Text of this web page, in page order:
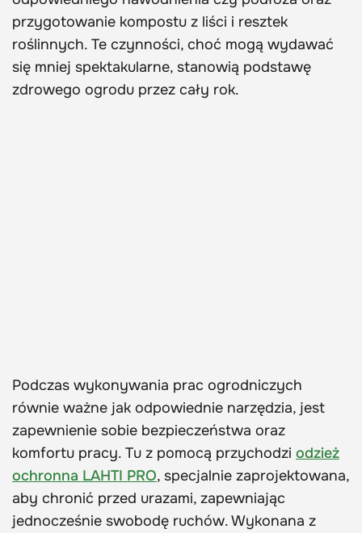
przygotowanie kompostu z liści i resztek
roślinnych. Te czynności, choć mogą wydawać
się mniej spektakularne, stanowią podstawę
zdrowego ogrodu przez cały rok.
Podczas wykonywania prac ogrodniczych
równie ważne jak odpowiednie narzędzia, jest
zapewnienie sobie bezpieczeństwa oraz
komfortu pracy. Tu z pomocą przychodzi odzież
ochronna LAHTI PRO, specjalnie zaprojektowana,
aby chronić przed urazami, zapewniając
jednocześnie swobodę ruchów. Wykonana z